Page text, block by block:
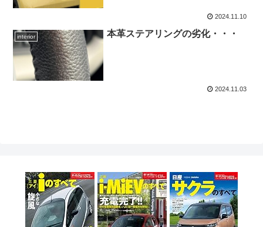
2024.11.10
interior 本革ステアリングの劣化・・・
2024.11.03